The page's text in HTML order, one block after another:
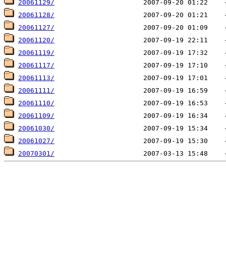
20061129/
20061128/
20061127/
20061120/
20061119/
20061117/
20061113/
20061111/
20061110/
20061109/
20061030/
20061027/
20070301/